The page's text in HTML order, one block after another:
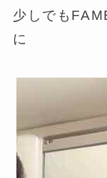
少しでも
に